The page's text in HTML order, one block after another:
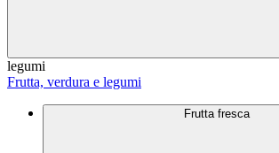
legumi
Frutta, verdura e legumi
Frutta fresca